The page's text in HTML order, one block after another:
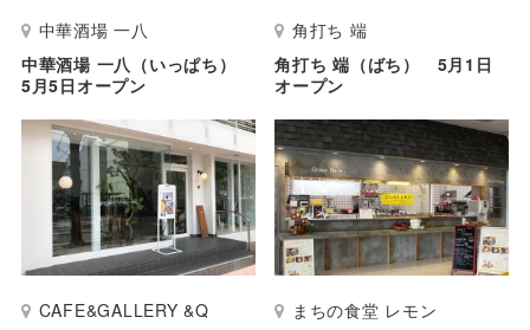
中華酒場 一八
中華酒場 一八（いっぱち）
5月5日オープン
角打ち 端
角打ち 端（ばち） 5月1日
オープン
CAFE&GALLERY &Q
まちの食堂 レモン